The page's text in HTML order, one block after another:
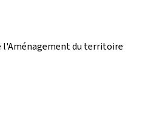
l'Aménagement du territoire